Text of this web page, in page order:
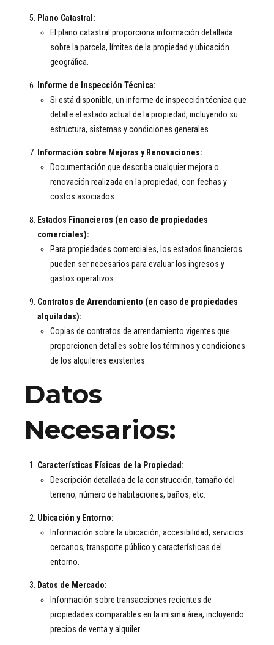
Plano Catastral:
El plano catastral proporciona información detallada
sobre la parcela, límites de la propiedad y ubicación
geográfica.
Informe de Inspección Técnica:
Si está disponible, un informe de inspección técnica que
detalle el estado actual de la propiedad, incluyendo su
estructura, sistemas y condiciones generales.
Información sobre Mejoras y Renovaciones:
Documentación que describa cualquier mejora o
renovación realizada en la propiedad, con fechas y
costos asociados.
Estados Financieros (en caso de propiedades
comerciales):
Para propiedades comerciales, los estados financieros
pueden ser necesarios para evaluar los ingresos y
gastos operativos.
Contratos de Arrendamiento (en caso de propiedades
alquiladas):
Copias de contratos de arrendamiento vigentes que
proporcionen detalles sobre los términos y condiciones
de los alquileres existentes.
Datos
Necesarios:
Características Físicas de la Propiedad:
Descripción detallada de la construcción, tamaño del
terreno, número de habitaciones, baños, etc.
Ubicación y Entorno:
Información sobre la ubicación, accesibilidad, servicios
cercanos, transporte público y características del
entorno.
Datos de Mercado:
Información sobre transacciones recientes de
propiedades comparables en la misma área, incluyendo
precios de venta y alquiler.